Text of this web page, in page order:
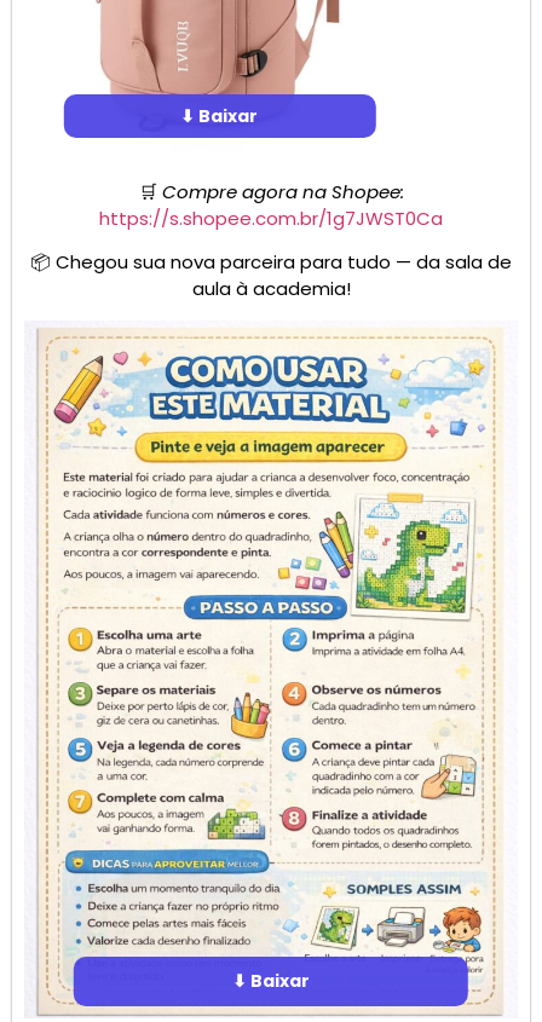
⬇ Baixar
🛒 Compre agora na Shopee:
https://s.shopee.com.br/1g7JWST0Ca
📦 Chegou sua nova parceira para tudo — da sala de
aula à academia!
⬇ Baixar